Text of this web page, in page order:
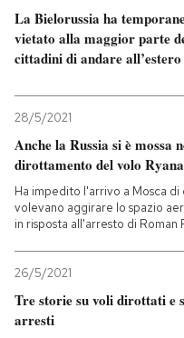
I MIEI PREFERITI
CALENDARIO
AREA PERSONALE
Entra
La Bielorussia ha
vietato alla maggior parte
cittadini di andare all’estero
28/5/2021
Anche la Russia si è mossa
dirottamento del volo
Ha impedito l'arrivo a Mosca di
volevano aggirare lo spazio
in risposta all'arresto di Roman
26/5/2021
Tre storie su voli dirottati e
arresti